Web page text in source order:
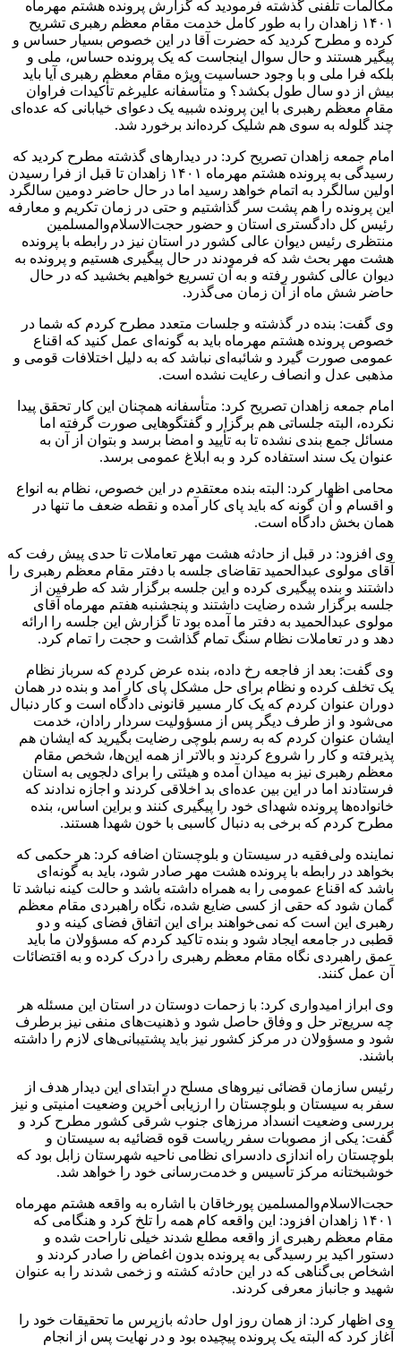
مکالمات تلفنی گذشته فرمودید که گزارش پرونده هشتم مهرماه
۱۴۰۱ زاهدان را به طور کامل خدمت مقام معظم رهبری تشریح
کرده و مطرح کردید که حضرت آقا در این خصوص بسیار حساس و
پیگیر هستند و حال سوال اینجاست که یک پرونده حساس، ملی و
بلکه فرا ملی و با وجود حساسیت ویژه مقام معظم رهبری آیا باید
بیش از دو سال طول بکشد؟ و متأسفانه علیرغم تأکیدات فراوان
مقام معظم رهبری با این پرونده شبیه یک دعوای خیابانی که عده‌ای
چند گلوله به سوی هم شلیک کرده‌اند برخورد شد.
امام جمعه زاهدان تصریح کرد: در دیدارهای گذشته مطرح کردید که
رسیدگی به پرونده هشتم مهرماه ۱۴۰۱ زاهدان تا قبل از فرا رسیدن
اولین سالگرد به اتمام خواهد رسید اما در حال حاضر دومین سالگرد
این پرونده را هم پشت سر گذاشتیم و حتی در زمان تکریم و معارفه
رئیس کل دادگستری استان و حضور حجت‌الاسلام‌والمسلمین
منتظری رئیس دیوان عالی کشور در استان نیز در رابطه با پرونده
هشت مهر بحث شد که فرمودند در حال پیگیری هستیم و پرونده به
دیوان عالی کشور رفته و به آن تسریع خواهیم بخشید که در حال
حاضر شش ماه از آن زمان می‌گذرد.
وی گفت: بنده در گذشته و جلسات متعدد مطرح کردم که شما در
خصوص پرونده هشتم مهرماه باید به گونه‌ای عمل کنید که اقناع
عمومی صورت گیرد و شائبه‌ای نباشد که به دلیل اختلافات قومی و
مذهبی عدل و انصاف رعایت نشده است.
امام جمعه زاهدان تصریح کرد: متأسفانه همچنان این کار تحقق پیدا
نکرده، البته جلساتی هم برگزار و گفتگوهایی صورت گرفته اما
مسائل جمع بندی نشده تا به تأیید و امضا برسد و بتوان از آن به
عنوان یک سند استفاده کرد و به ابلاغ عمومی برسد.
محامی اظهار کرد: البته بنده معتقدم در این خصوص، نظام به انواع
و اقسام و آن گونه که باید پای کار آمده و نقطه ضعف ما تنها در
همان بخش دادگاه است.
وی افزود: در قبل از حادثه هشت مهر تعاملات تا حدی پیش رفت که
آقای مولوی عبدالحمید تقاضای جلسه با دفتر مقام معظم رهبری را
داشتند و بنده پیگیری کرده و این جلسه برگزار شد که طرفین از
جلسه برگزار شده رضایت داشتند و پنجشنبه هفتم مهرماه آقای
مولوی عبدالحمید به دفتر ما آمده بود تا گزارش این جلسه را ارائه
دهد و در تعاملات نظام سنگ تمام گذاشت و حجت را تمام کرد.
وی گفت: بعد از فاجعه رخ داده، بنده عرض کردم که سرباز نظام
یک تخلف کرده و نظام برای حل مشکل پای کار آمد و بنده در همان
دوران عنوان کردم که یک کار مسیر قانونی دادگاه است و کار دنبال
می‌شود و از طرف دیگر پس از مسؤولیت سردار رادان، خدمت
ایشان عنوان کردم که به رسم بلوچی رضایت بگیرید که ایشان هم
پذیرفته و کار را شروع کردند و بالاتر از همه این‌ها، شخص مقام
معظم رهبری نیز به میدان آمده و هیئتی را برای دلجویی به استان
فرستادند اما در این بین عده‌ای بد اخلاقی کردند و اجازه ندادند که
خانواده‌ها پرونده شهدای خود را پیگیری کنند و براین اساس، بنده
مطرح کردم که برخی به دنبال کاسبی با خون شهدا هستند.
نماینده ولی‌فقیه در سیستان و بلوچستان اضافه کرد: هر حکمی که
بخواهد در رابطه با پرونده هشت مهر صادر شود، باید به گونه‌ای
باشد که اقناع عمومی را به همراه داشته باشد و حالت کینه نباشد تا
گمان شود که حقی از کسی ضایع شده، نگاه راهبردی مقام معظم
رهبری این است که نمی‌خواهند برای این اتفاق فضای کینه و دو
قطبی در جامعه ایجاد شود و بنده تاکید کردم که مسؤولان ما باید
عمق راهبردی نگاه مقام معظم رهبری را درک کرده و به اقتضائات
آن عمل کنند.
وی ابراز امیدواری کرد: با زحمات دوستان در استان این مسئله هر
چه سریع‌تر حل و وفاق حاصل شود و ذهنیت‌های منفی نیز برطرف
شود و مسؤولان در مرکز کشور نیز باید پشتیبانی‌های لازم را داشته
باشند.
رئیس سازمان قضائی نیروهای مسلح در ابتدای این دیدار هدف از
سفر به سیستان و بلوچستان را ارزیابی آخرین وضعیت امنیتی و نیز
بررسی وضعیت انسداد مرزهای جنوب شرقی کشور مطرح کرد و
گفت: یکی از مصوبات سفر ریاست قوه قضائیه به سیستان و
بلوچستان راه اندازی دادسرای نظامی ناحیه شهرستان زابل بود که
خوشبختانه مرکز تأسیس و خدمت‌رسانی خود را خواهد شد.
حجت‌الاسلام‌والمسلمین پورخاقان با اشاره به واقعه هشتم مهرماه
۱۴۰۱ زاهدان افزود: این واقعه کام همه را تلخ کرد و هنگامی که
مقام معظم رهبری از واقعه مطلع شدند خیلی ناراحت شده و
دستور اکید بر رسیدگی به پرونده بدون اغماض را صادر کردند و
اشخاص بی‌گناهی که در این حادثه کشته و زخمی شدند را به عنوان
شهید و جانباز معرفی کردند.
وی اظهار کرد: از همان روز اول حادثه بازپرس ما تحقیقات خود را
آغاز کرد که البته یک پرونده پیچیده بود و در نهایت پس از انجام